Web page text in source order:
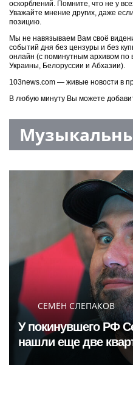
оскорблений. Помните, что не у
Уважайте мнение других, даже
позицию.
Мы не навязываем Вам своё
событий дня без цензуры и без
онлайн (с поминутным архивом по
Украины, Белоруссии и Абхазии).
103news.com — живые новости в
В любую минуту Вы можете
СЕМЁН СЛЕПАКОВ
У покинувшего РФ
нашли еще две